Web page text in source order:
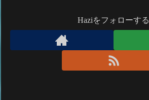
Haziをフォローする